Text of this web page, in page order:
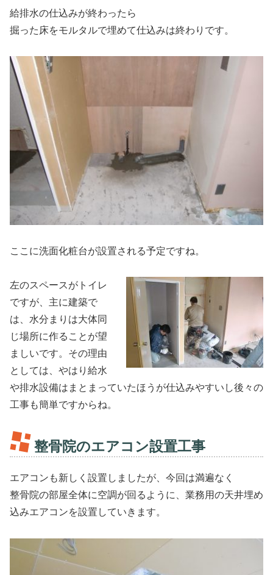
給排水の仕込みが終わったら
掘った床をモルタルで埋めて仕込みは終わりです。
ここに洗面化粧台が設置される予定ですね。
左のスペースがトイレ
ですが、主に建築で
は、水分まりは大体同
じ場所に作ることが望
ましいです。その理由
としては、やはり給水
や排水設備はまとまっていたほうが仕込みやすいし後々の
工事も簡単ですからね。
整骨院のエアコン設置工事
エアコンも新しく設置しましたが、今回は満遍なく
整骨院の部屋全体に空調が回るように、業務用の天井埋め
込みエアコンを設置していきます。